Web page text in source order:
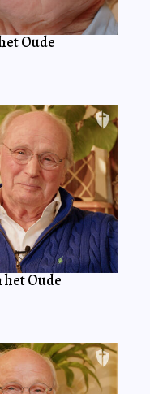
Oude
het Oude